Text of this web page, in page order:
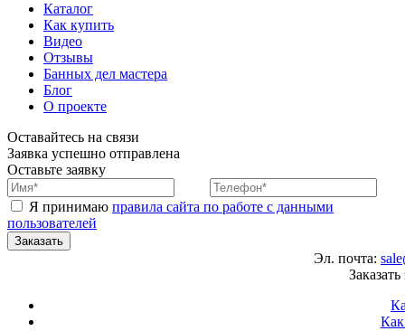
Каталог
Как купить
Видео
Отзывы
Банных дел мастера
Блог
О проекте
Оставайтесь на связи
Заявка успешно отправлена
Оставьте заявку
Я принимаю правила сайта по работе с данными
пользователей
Эл. почта: